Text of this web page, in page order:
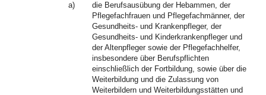
a)
die Berufsausübung der Hebammen, der
Pflegefachfrauen und Pflegefachmänner, der
Gesundheits- und Krankenpfleger, der
Gesundheits- und Kinderkrankenpfleger und
der Altenpfleger sowie der Pflegefachhelfer,
insbesondere über Berufspflichten
einschließlich der Fortbildung, sowie über die
Weiterbildung und die Zulassung von
Weiterbildern und Weiterbildungsstätten und